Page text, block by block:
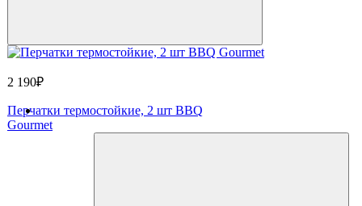
2 190₽
Перчатки термостойкие, 2 шт BBQ
Gourmet